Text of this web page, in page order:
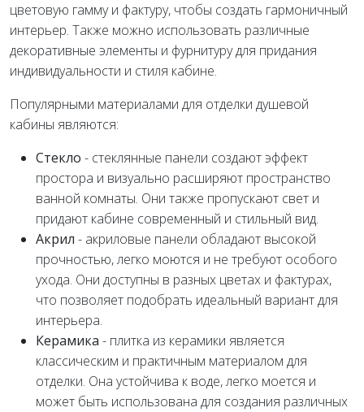
цветовую гамму и фактуру, чтобы создать гармоничный
интерьер. Также можно использовать различные
декоративные элементы и фурнитуру для придания
индивидуальности и стиля кабине.
Популярными материалами для отделки душевой
кабины являются:
Стекло - стеклянные панели создают эффект
простора и визуально расширяют пространство
ванной комнаты. Они также пропускают свет и
придают кабине современный и стильный вид.
Акрил - акриловые панели обладают высокой
прочностью, легко моются и не требуют особого
ухода. Они доступны в разных цветах и фактурах,
что позволяет подобрать идеальный вариант для
интерьера.
Керамика - плитка из керамики является
классическим и практичным материалом для
отделки. Она устойчива к воде, легко моется и
может быть использована для создания различных